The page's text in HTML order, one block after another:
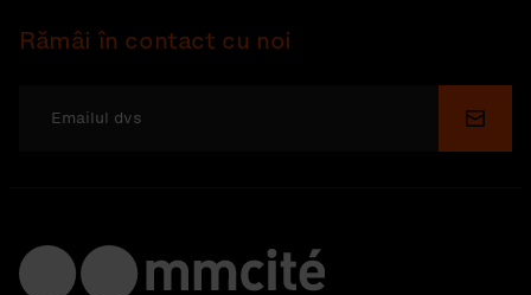
Rămâi în contact cu noi